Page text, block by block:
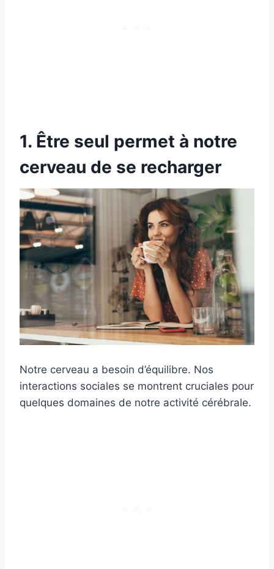
1. Être seul permet à notre
cerveau de se recharger
Notre cerveau a besoin d’équilibre. Nos
interactions sociales se montrent cruciales pour
quelques domaines de notre activité cérébrale.